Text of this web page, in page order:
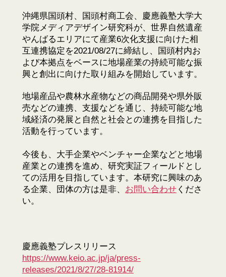
沖縄県国頭村、国頭村商工会、慶應義塾大学大
学院メディアデザイン研究科が、世界自然遺産
やんばるエリアにて産業6次化支援に向けた相
互連携協定を2021/08/27に締結し、国頭村内お
よび本拠点をベースに地場産業の持続可能な振
興と創出に向けた取り組みを開始しています。
地場産品や農林水産物などの商品開発や県外販
売などの連携、支援などを通じ、持続可能な地
域経済の発展と自然と社会との連携を目指した
活動を行っています。
今後も、大手企業やベンチャー企業などと地場
産業との連携を進め、研究実証フィールドとし
ての活用を目指しています。本研究に興味のあ
る企業、団体の方は是非、 お問い合わせくださ
い。
慶應義塾プレスリリース
https://www.keio.ac.jp/ja/press-
releases/2021/8/27/28-81914/